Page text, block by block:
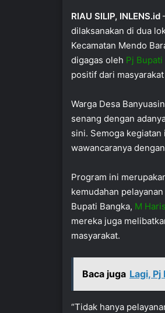
RIAU SILIP, INLENS.id
dilaksanakan di dua
Kecamatan Mendo
digagas oleh Pj Bupati
positif dari
Warga Desa
senang dengan
sini. Semoga kegiatan
wawancaranya
Program ini
kemudahan
Bupati Bangka, M Haris
mereka juga
masyarakat.
Baca juga Lagi,
“Tidak hanya